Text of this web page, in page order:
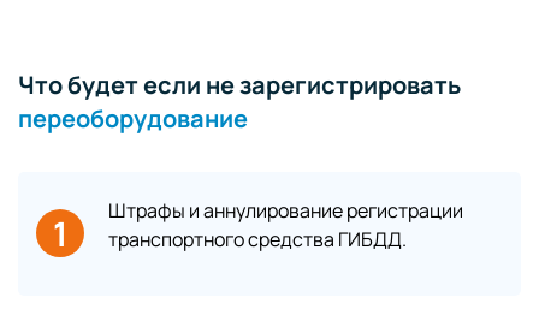
Что будет если не зарегистрировать
переоборудование
1
Штрафы и аннулирование регистрации
транспортного средства ГИБДД.